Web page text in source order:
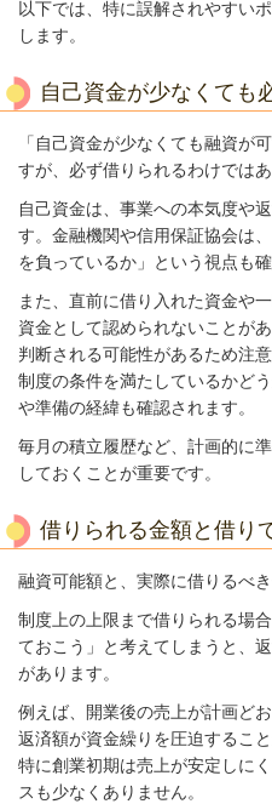
以下では、特に誤解されやすい
します。
自己資金が少なくても
「自己資金が少なくても融資が
すが、必ず借りられるわけではあ
自己資金は、事業への本気度や
す。金融機関や信用保証協会は
を負っているか」という視点も確
また、直前に借り入れた資金や
資金として認められないことが
判断される可能性があるため注意
制度の条件を満たしているかど
や準備の経緯も確認されます。
毎月の積立履歴など、計画的に
しておくことが重要です。
借りられる金額と借り
融資可能額と、実際に借りるべ
制度上の上限まで借りられる場
ておこう」と考えてしまうと、
があります。
例えば、開業後の売上が計画ど
返済額が資金繰りを圧迫すること
特に創業初期は売上が安定しに
スも少なくありません。